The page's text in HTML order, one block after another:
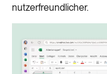
nutzerfreundlicher.